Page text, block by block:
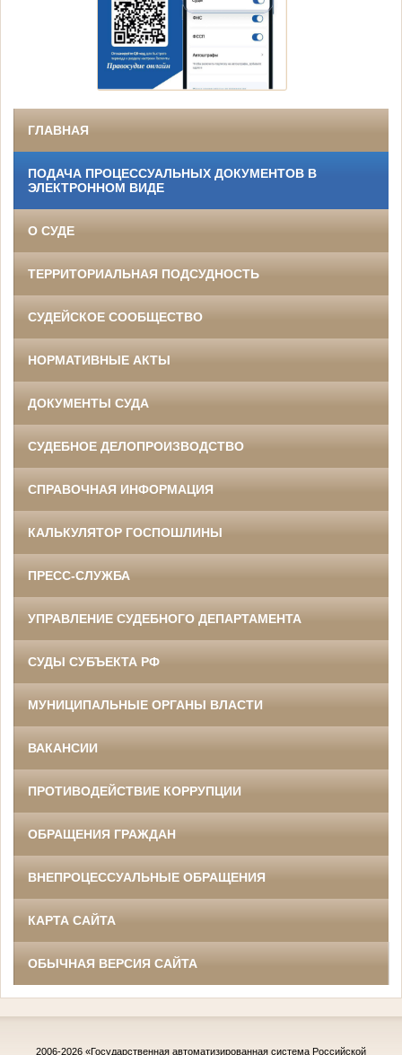
ГЛАВНАЯ
ПОДАЧА ПРОЦЕССУАЛЬНЫХ ДОКУМЕНТОВ В
ЭЛЕКТРОННОМ ВИДЕ
О СУДЕ
ТЕРРИТОРИАЛЬНАЯ ПОДСУДНОСТЬ
СУДЕЙСКОЕ СООБЩЕСТВО
НОРМАТИВНЫЕ АКТЫ
ДОКУМЕНТЫ СУДА
СУДЕБНОЕ ДЕЛОПРОИЗВОДСТВО
СПРАВОЧНАЯ ИНФОРМАЦИЯ
КАЛЬКУЛЯТОР ГОСПОШЛИНЫ
ПРЕСС-СЛУЖБА
УПРАВЛЕНИЕ СУДЕБНОГО ДЕПАРТАМЕНТА
СУДЫ СУБЪЕКТА РФ
МУНИЦИПАЛЬНЫЕ ОРГАНЫ ВЛАСТИ
ВАКАНСИИ
ПРОТИВОДЕЙСТВИЕ КОРРУПЦИИ
ОБРАЩЕНИЯ ГРАЖДАН
ВНЕПРОЦЕССУАЛЬНЫЕ ОБРАЩЕНИЯ
КАРТА САЙТА
ОБЫЧНАЯ ВЕРСИЯ САЙТА
2006-2026 «Государственная автоматизированная система Российской